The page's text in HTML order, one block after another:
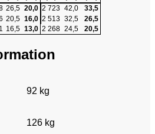
26,5 20,0 2 723 42,0
33,5
20,5 16,0 2 513 32,5
26,5
16,5 13,0 2 268 24,5 20,5
92 kg
126 kg